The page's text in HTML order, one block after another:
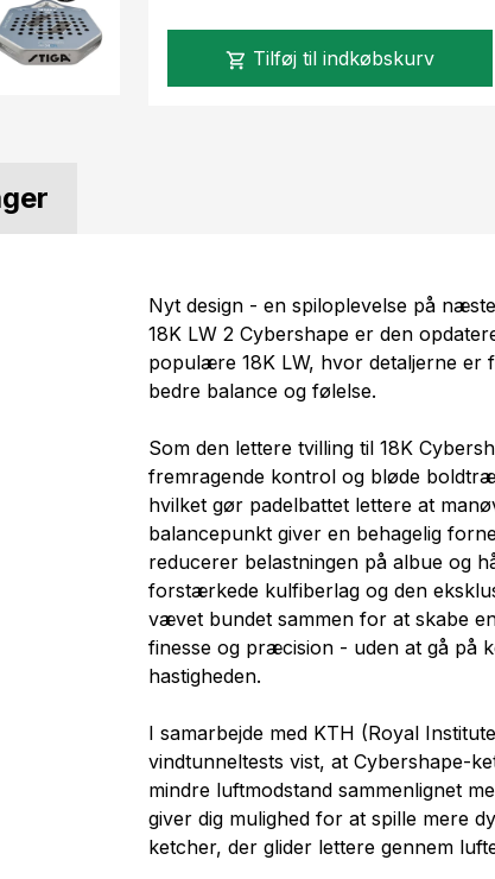
shopping_cart Tilføj til indkøbskurv
Nyt design - en spiloplevelse på
18K LW 2 Cybershape er den
populære 18K LW, hvor detaljerne er
bedre balance og følelse.
Som den lettere tvilling til 18K
fremragende kontrol og bløde
hvilket gør padelbattet lettere at
balancepunkt giver en behagelig
reducerer belastningen på albue og
forstærkede kulfiberlag og den
vævet bundet sammen for at skabe
finesse og præcision - uden at gå på
hastigheden.
I samarbejde med KTH (Royal
vindtunneltests vist, at Cybershape-
mindre luftmodstand sammenlignet
giver dig mulighed for at spille mere
ketcher, der glider lettere gennem